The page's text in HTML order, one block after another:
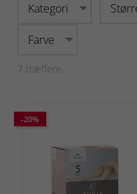
Kategori
Farve
7 træffere
-20%